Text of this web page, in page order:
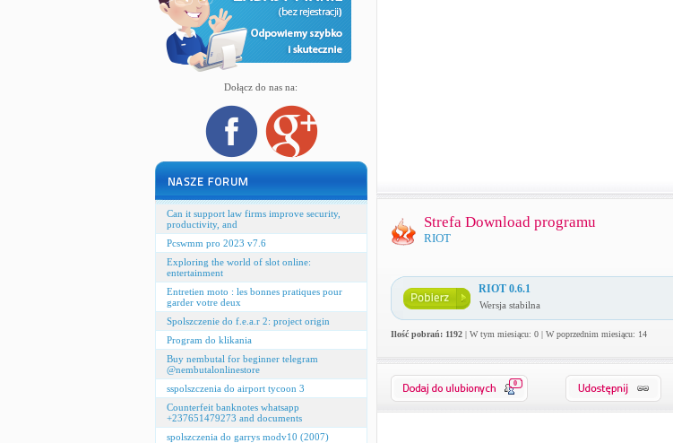
Dołącz do nas na:
Can it support law firms improve security,
productivity, and
Pcswmm pro 2023 v7.6
Exploring the world of slot online:
entertainment
Entretien moto : les bonnes pratiques pour
garder votre deux
Spolszczenie do f.e.a.r 2: project origin
Program do klikania
Buy nembutal for beginner telegram
@nembutalonlinestore
sspolszczenia do airport tycoon 3
Counterfeit banknotes whatsapp
+237651479273 and documents
spolszczenia do garrys modv10 (2007)
Strefa Download programu
RIOT
RIOT 0.6.1
Wersja stabilna
Ilość pobrań: 1192| W tym miesiącu: 0 | W poprzednim miesiącu: 14
0